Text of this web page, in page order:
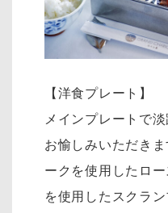
【洋食プレート】
メインプレートで
お愉しみいただき
ークを使用したロ
を使用したスクラ